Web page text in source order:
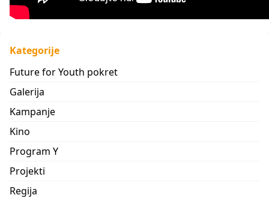
Kategorije
Future for Youth pokret
Galerija
Kampanje
Kino
Program Y
Projekti
Regija